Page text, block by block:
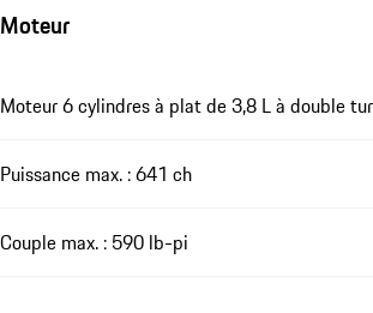
Moteur
Moteur 6 cylindres à plat de 3,8 L à double
Puissance max. : 641 ch
Couple max. : 590 lb-pi